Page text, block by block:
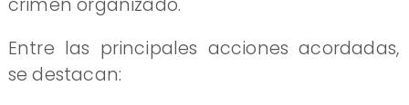
crimen organizado.
​Entre las principales acciones acordadas,
se destacan: